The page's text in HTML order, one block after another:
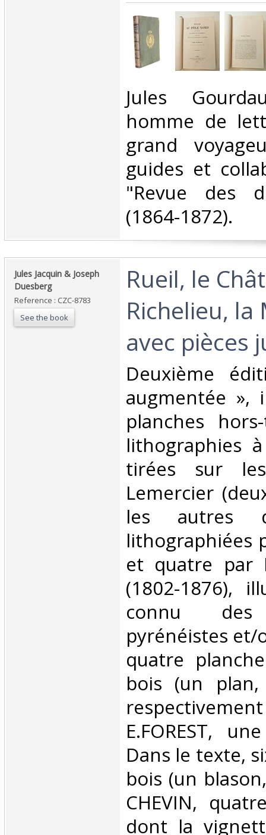
‎Jules
homme de
grand
guides et
"Revue des
(1864-1872).‎
‎Jules Jacquin & Joseph
Duesberg‎
Reference : CZC-8783
See the book
‎Rueil, le
Richelieu, la
avec pièces
‎Deuxième
augmentée »,
planches
lithographies
tirées sur
Lemercier
les autres
lithographiées
et quatre par
(1802-1876),
connu des
pyrénéistes et/
quatre
bois (un
E.FOREST,
Dans le texte,
bois (un
CHEVIN,
dont la